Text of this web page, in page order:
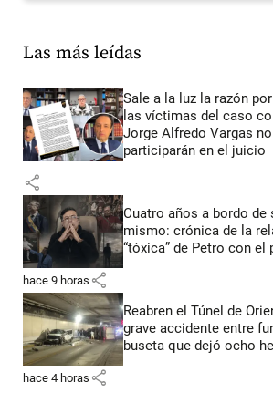
Las más leídas
Sale a la luz la razón
las víctimas del caso
Jorge Alfredo Vargas no
participarán en el juicio
share
Cuatro años a bordo de
mismo: crónica de la
“tóxica” de Petro con el
hace 9 horas share
Reabren el Túnel de
grave accidente entre
buseta que dejó ocho
hace 4 horas share